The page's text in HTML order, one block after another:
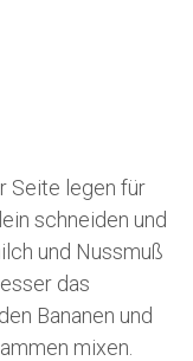
Seite legen für
schneiden und
und Nussmuß
das
Bananen und
mixen.